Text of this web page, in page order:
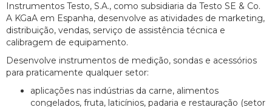
Instrumentos Testo, S.A., como subsidiaria da Testo SE & Co.
A KGaA em Espanha, desenvolve as atividades de marketing,
distribuição, vendas, serviço de assistência técnica e
calibragem de equipamento.
Desenvolve instrumentos de medição, sondas e acessórios
para praticamente qualquer setor:
aplicações nas indústrias da carne, alimentos
congelados, fruta, laticínios, padaria e restauração (setor